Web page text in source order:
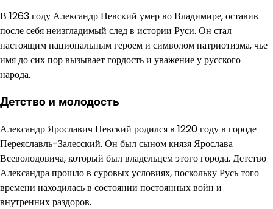
В 1263 году Александр Невский умер во Владимире, оставив
после себя неизгладимый след в истории Руси. Он стал
настоящим национальным героем и символом патриотизма, чье
имя до сих пор вызывает гордость и уважение у русского
народа.
Детство и молодость
Александр Ярославич Невский родился в 1220 году в городе
Переяславль-Залесский. Он был сыном князя Ярослава
Всеволодовича, который был владельцем этого города. Детство
Александра прошло в суровых условиях, поскольку Русь того
времени находилась в состоянии постоянных войн и
внутренних раздоров.